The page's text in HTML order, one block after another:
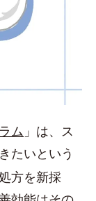
ム 」は、ス
たいという
方を新採